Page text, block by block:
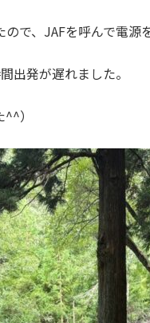
で、JAFを呼んで電源
出発が遅れました。
）